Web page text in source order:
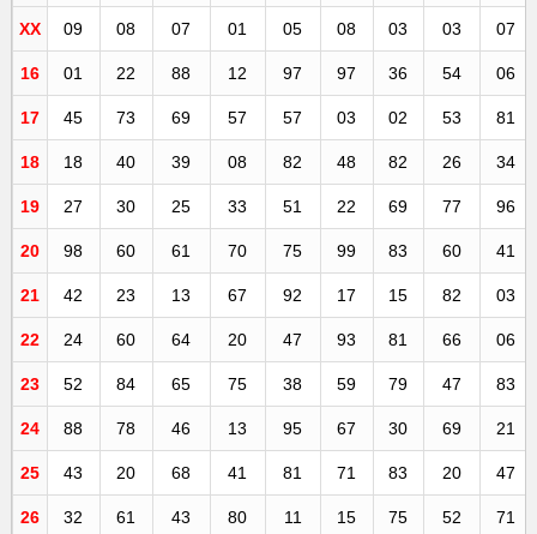
XX 09 08 07 01 05 08 03 03 07
16 01 22 88 12 97 97 36 54 06
17 45 73 69 57 57 03 02 53 81
18 18 40 39 08 82 48 82 26 34
19 27 30 25 33 51 22 69 77 96
20 98 60 61 70 75 99 83 60 41
21 42 23 13 67 92 17 15 82 03
22 24 60 64 20 47 93 81 66 06
23 52 84 65 75 38 59 79 47 83
24 88 78 46 13 95 67 30 69 21
25 43 20 68 41 81 71 83 20 47
26 32 61 43 80 11 15 75 52 71